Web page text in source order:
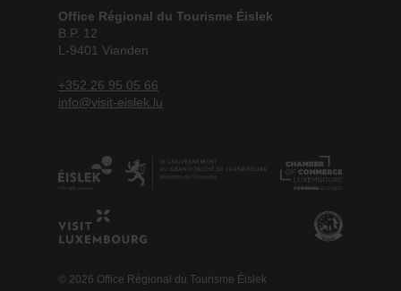
Office Régional du Tourisme Éislek
B.P. 12
L-9401 Vianden
+352 26 95 05 66
info@visit-eislek.lu
© 2026 Office Régional du Tourisme Éislek